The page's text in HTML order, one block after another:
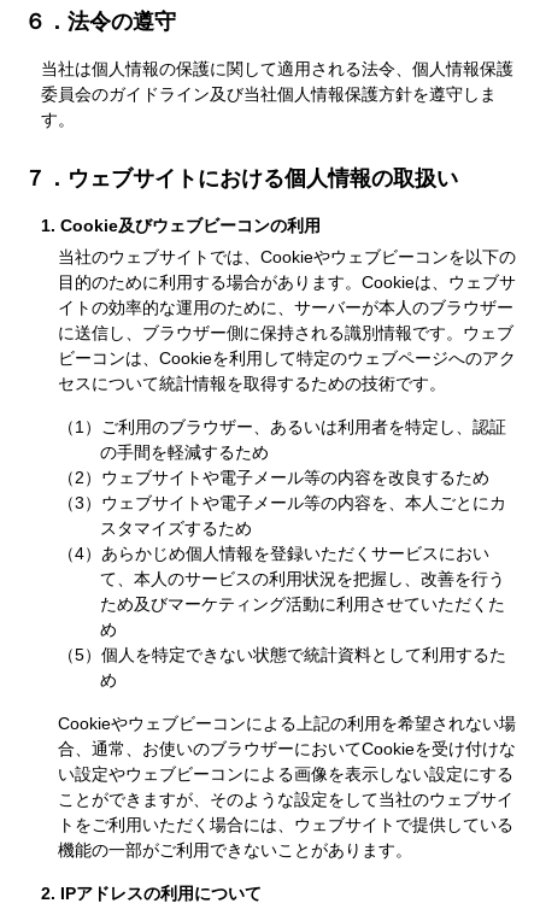
６．法令の遵守
当社は個人情報の保護に関して適用される法令、個人情報保護
委員会のガイドライン及び当社個人情報保護方針を遵守しま
す。
７．ウェブサイトにおける個人情報の取扱い
1. Cookie及びウェブビーコンの利用
当社のウェブサイトでは、Cookieやウェブビーコンを以下の
目的のために利用する場合があります。Cookieは、ウェブサ
イトの効率的な運用のために、サーバーが本人のブラウザー
に送信し、ブラウザー側に保持される識別情報です。ウェブ
ビーコンは、Cookieを利用して特定のウェブページへのアク
セスについて統計情報を取得するための技術です。
（1）ご利用のブラウザー、あるいは利用者を特定し、認証
の手間を軽減するため
（2）ウェブサイトや電子メール等の内容を改良するため
（3）ウェブサイトや電子メール等の内容を、本人ごとにカ
スタマイズするため
（4）あらかじめ個人情報を登録いただくサービスにおい
て、本人のサービスの利用状況を把握し、改善を行う
ため及びマーケティング活動に利用させていただくた
め
（5）個人を特定できない状態で統計資料として利用するた
め
Cookieやウェブビーコンによる上記の利用を希望されない場
合、通常、お使いのブラウザーにおいてCookieを受け付けな
い設定やウェブビーコンによる画像を表示しない設定にする
ことができますが、そのような設定をして当社のウェブサイ
トをご利用いただく場合には、ウェブサイトで提供している
機能の一部がご利用できないことがあります。
2. IPアドレスの利用について